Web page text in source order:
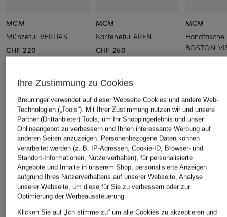
MCM
Münzetui VERITAS
CHF 220
MCM
Kartenetui AREN
CHF 250
MCM
Handtasche
BOSTON
ÄHNLICHE ARTIKEL ENTDECKEN
Ihre Zustimmung zu Cookies
Breuninger verwendet auf dieser Webseite Cookies und andere Web-
Technologien („Tools“). Mit Ihrer Zustimmung nutzen wir und unsere
Partner (Drittanbieter) Tools, um Ihr Shoppingerlebnis und unser
Onlineangebot zu verbessern und Ihnen interessante Werbung auf
anderen Seiten anzuzeigen. Personenbezogene Daten können
verarbeitet werden (z. B. IP-Adressen, Cookie-ID, Browser- und
Standort-Informationen, Nutzerverhalten), für personalisierte
Angebote und Inhalte in unserem Shop, personalisierte Anzeigen
aufgrund Ihres Nutzerverhaltens auf unserer Webseite, Analyse
unserer Webseite, um diese für Sie zu verbessern oder zur
Optimierung der Werbeaussteuerung.
Klicken Sie auf „Ich stimme zu“ um alle Cookies zu akzeptieren und